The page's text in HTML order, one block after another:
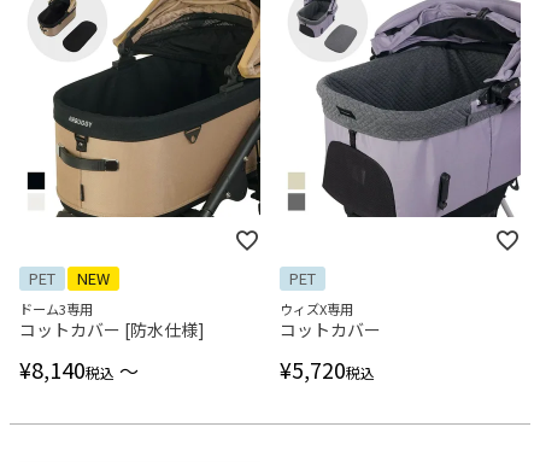
PET NEW
ドーム3専用
コットカバー [防水仕様]
¥8,140税込 〜
PET
ウィズX専用
コットカバー
¥5,720税込